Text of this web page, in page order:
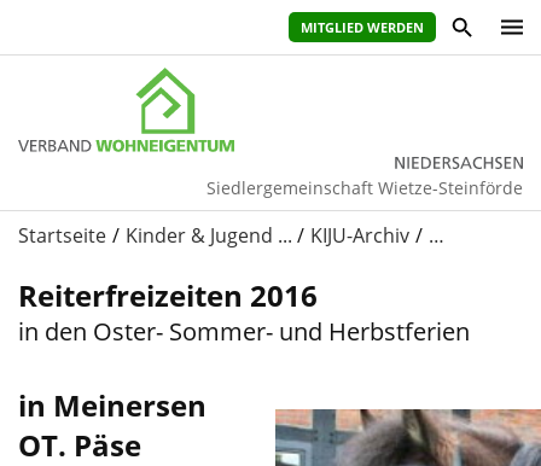
MITGLIED WERDEN
Siedlergemeinschaft Wietze-Steinförde
Startseite Kinder & Jugend ... KIJU-Archiv …
Reiterfreizeiten 2016
in den Oster- Sommer- und Herbstferien
in Meinersen
OT. Päse